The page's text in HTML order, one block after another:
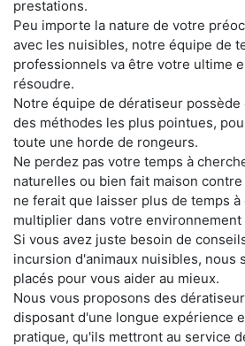
prestations.
Peu importe la nature de votre
avec les nuisibles, notre équipe de
professionnels va être votre ultime
résoudre.
Notre équipe de dératiseur
des méthodes les plus pointues,
toute une horde de rongeurs.
Ne perdez pas votre temps à
naturelles ou bien fait maison
ne ferait que laisser plus de temps
multiplier dans votre environnement
Si vous avez juste besoin de
incursion d'animaux nuisibles, nous
placés pour vous aider au mieux.
Nous vous proposons des
disposant d'une longue expérience
pratique, qu'ils mettront au service